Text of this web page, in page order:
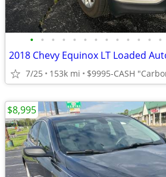
• • • • • • • • • • • • •
7/25 153k mi $9995-CASH
$8,995